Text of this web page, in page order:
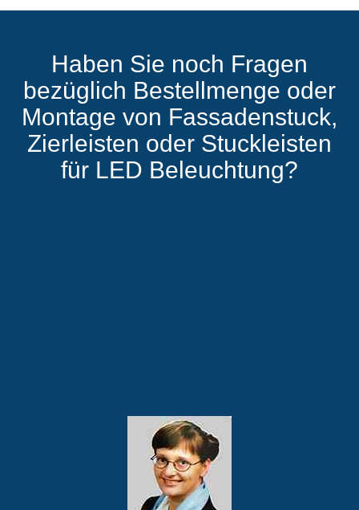
Haben Sie noch Fragen
bezüglich Bestellmenge oder
Montage von Fassadenstuck,
Zierleisten oder Stuckleisten
für LED Beleuchtung?